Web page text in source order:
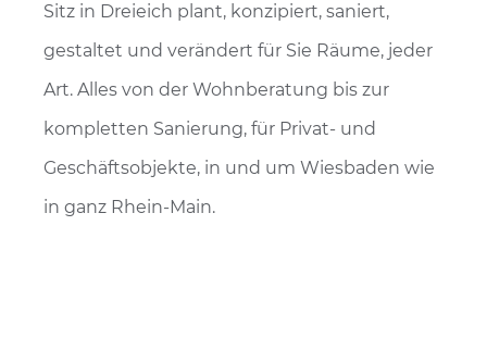
Sitz in Dreieich plant, konzipiert, saniert,
gestaltet und verändert für Sie Räume, jeder
Art. Alles von der Wohnberatung bis zur
kompletten Sanierung, für Privat- und
Geschäftsobjekte, in und um Wiesbaden wie
in ganz Rhein-Main.